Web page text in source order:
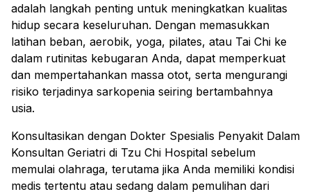
adalah langkah penting untuk meningkatkan kualitas
hidup secara keseluruhan. Dengan memasukkan
latihan beban, aerobik, yoga, pilates, atau Tai Chi ke
dalam rutinitas kebugaran Anda, dapat memperkuat
dan mempertahankan massa otot, serta mengurangi
risiko terjadinya sarkopenia seiring bertambahnya
usia.
Konsultasikan dengan Dokter Spesialis Penyakit Dalam
Konsultan Geriatri di Tzu Chi Hospital sebelum
memulai olahraga, terutama jika Anda memiliki kondisi
medis tertentu atau sedang dalam pemulihan dari